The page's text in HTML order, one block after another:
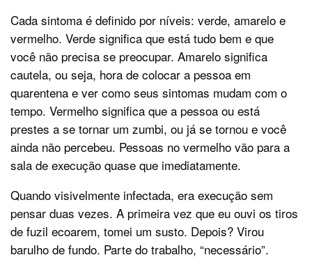
Cada sintoma é definido por níveis: verde, amarelo e
vermelho. Verde significa que está tudo bem e que
você não precisa se preocupar. Amarelo significa
cautela, ou seja, hora de colocar a pessoa em
quarentena e ver como seus sintomas mudam com o
tempo. Vermelho significa que a pessoa ou está
prestes a se tornar um zumbi, ou já se tornou e você
ainda não percebeu. Pessoas no vermelho vão para a
sala de execução quase que imediatamente.
Quando visivelmente infectada, era execução sem
pensar duas vezes. A primeira vez que eu ouvi os tiros
de fuzil ecoarem, tomei um susto. Depois? Virou
barulho de fundo. Parte do trabalho, “necessário”.